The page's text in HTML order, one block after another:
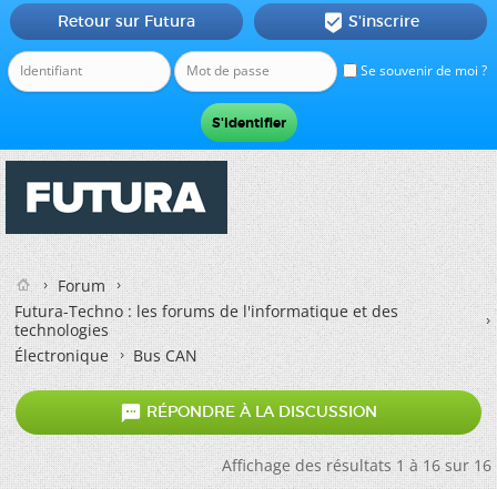
Se souvenir de moi ?
Retour sur Futura  S'inscrire
Forum
Futura-Techno : les forums de l'informatique et des
technologies
Électronique
Bus CAN
 RÉPONDRE À LA DISCUSSION
Affichage des résultats 1 à 16 sur 16